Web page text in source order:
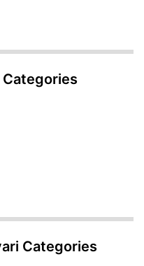
Categories
Categories